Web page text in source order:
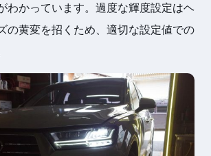
わかっています。過度な輝度設定はヘ
の黄変を招くため、適切な設定値での